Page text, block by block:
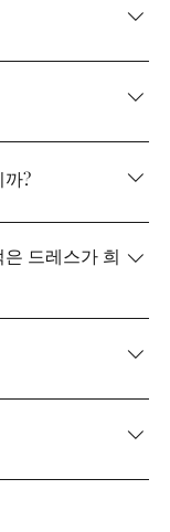
므로 부담없이 사
에서 준비하고
?
시기 바랍니다.
다!
드레스가 희
않는 파니에 등
식을 취할 수 있
을 드리겠습니
대응하고 있습니
니다.